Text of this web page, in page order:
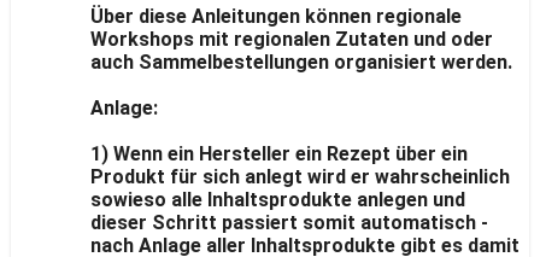
Über diese Anleitungen können regionale
Workshops mit regionalen Zutaten und oder
auch Sammelbestellungen organisiert werden.
Anlage:
1) Wenn ein Hersteller ein Rezept über ein
Produkt für sich anlegt wird er wahrscheinlich
sowieso alle Inhaltsprodukte anlegen und
dieser Schritt passiert somit automatisch -
nach Anlage aller Inhaltsprodukte gibt es damit